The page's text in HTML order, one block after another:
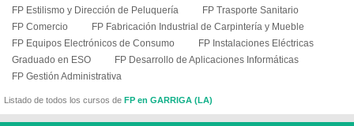
FP Estilismo y Dirección de Peluquería
FP Trasporte Sanitario
FP Comercio
FP Fabricación Industrial de Carpintería y Mueble
FP Equipos Electrónicos de Consumo
FP Instalaciones Eléctricas
Graduado en ESO
FP Desarrollo de Aplicaciones Informáticas
FP Gestión Administrativa
Listado de todos los cursos de FP en GARRIGA (LA)